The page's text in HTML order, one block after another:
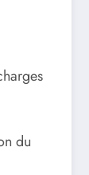
du